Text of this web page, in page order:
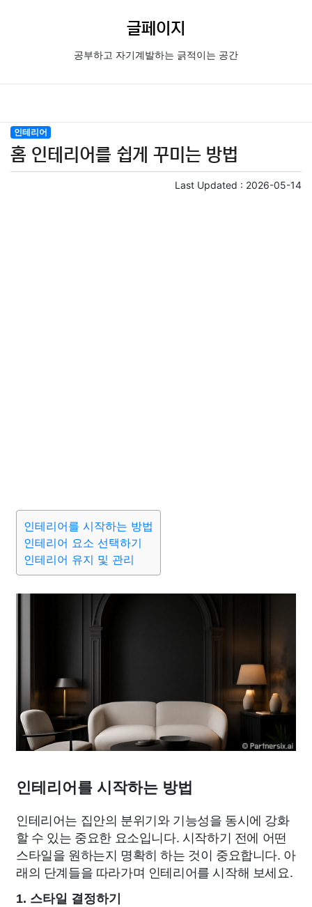
글페이지
공부하고 자기계발하는 긁적이는 공간
인테리어
홈 인테리어를 쉽게 꾸미는 방법
Last Updated : 2026-05-14
인테리어를 시작하는 방법
인테리어 요소 선택하기
인테리어 유지 및 관리
인테리어를 시작하는 방법
인테리어는 집안의 분위기와 기능성을 동시에 강화
할 수 있는 중요한 요소입니다. 시작하기 전에 어떤
스타일을 원하는지 명확히 하는 것이 중요합니다. 아
래의 단계들을 따라가며 인테리어를 시작해 보세요.
1. 스타일 결정하기